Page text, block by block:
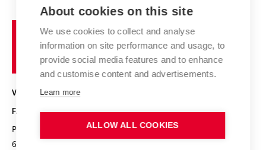
Studium a stáže v zahraničí
Pracovní nabídky
Den chemie
Chemici z VUT
Stipendia
Studijní předpisy
Výsledky VaV
Projekty
Úspěchy a ocenění
Konference a soutěže
Kvalifikační řízení
Fórum Chemistry and Life
Střední školy a FCH
Popularizace vědy
Organizační struktura
Historie fakulty
Kalendář akcí
Fotogalerie
Absolventi
Reklamní předměty
Fakultní časopis
Vysoké
učení
technické
v
VYSOKÉ UČENÍ TECHNICKÉ V BRNĚ
FAKULTA CHEMICKÁ
Purkyňova 464/118
612 00 Brno
www.fch.vut.cz
About cookies on this site
We use cookies to collect and analyse
information on site performance and usage, to
provide social media features and to enhance
and customise content and advertisements.
Learn more
ALLOW ALL COOKIES